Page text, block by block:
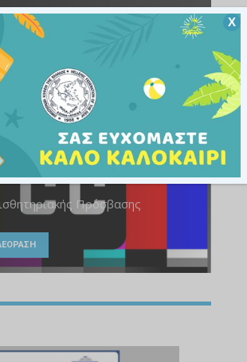
και χρόνιες παθήσεις
Υποτιτλισμού
Πρόσβασης
Χ